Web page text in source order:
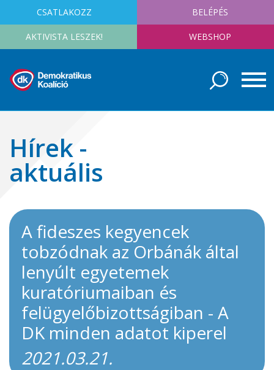
CSATLAKOZZ BELÉPÉS
AKTIVISTA LESZEK! WEBSHOP
Hírek -
aktuális
A fideszes kegyencek
tobzódnak az Orbánák által
lenyúlt egyetemek
kuratóriumaiban és
felügyelőbizottságiban - A
DK minden adatot kiperel
2021.03.21.